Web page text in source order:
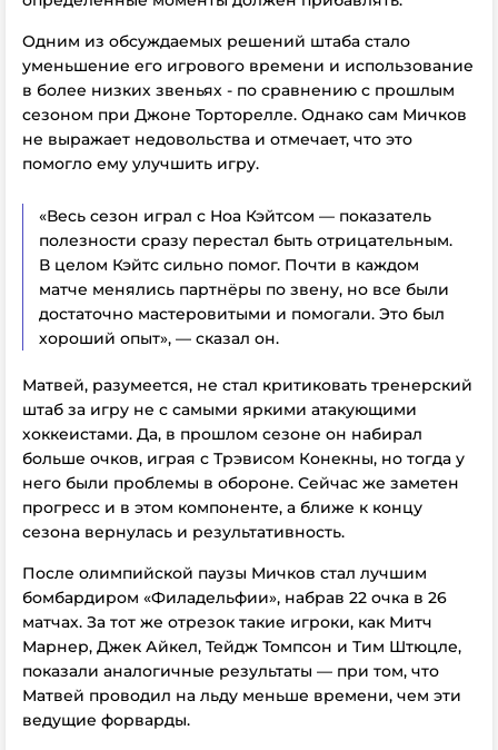
Одним из обсуждаемых решений штаба стало
уменьшение его игрового времени и использование
в более низких звеньях - по сравнению с прошлым
сезоном при Джоне Торторелле. Однако сам Мичков
не выражает недовольства и отмечает, что это
помогло ему улучшить игру.
«Весь сезон играл с Ноа Кэйтсом — показатель
полезности сразу перестал быть отрицательным.
В целом Кэйтс сильно помог. Почти в каждом
матче менялись партнёры по звену, но все были
достаточно мастеровитыми и помогали. Это был
хороший опыт», — сказал он.
Матвей, разумеется, не стал критиковать тренерский
штаб за игру не с самыми яркими атакующими
хоккеистами. Да, в прошлом сезоне он набирал
больше очков, играя с Трэвисом Конекны, но тогда у
него были проблемы в обороне. Сейчас же заметен
прогресс и в этом компоненте, а ближе к концу
сезона вернулась и результативность.
После олимпийской паузы Мичков стал лучшим
бомбардиром «Филадельфии», набрав 22 очка в 26
матчах. За тот же отрезок такие игроки, как Митч
Марнер, Джек Айкел, Тейдж Томпсон и Тим Штюцле,
показали аналогичные результаты — при том, что
Матвей проводил на льду меньше времени, чем эти
ведущие форварды.